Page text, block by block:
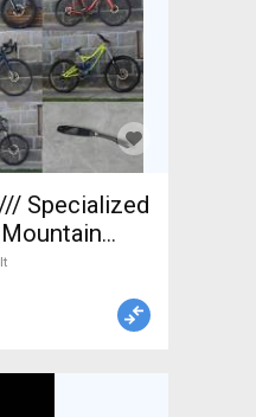
Specialized